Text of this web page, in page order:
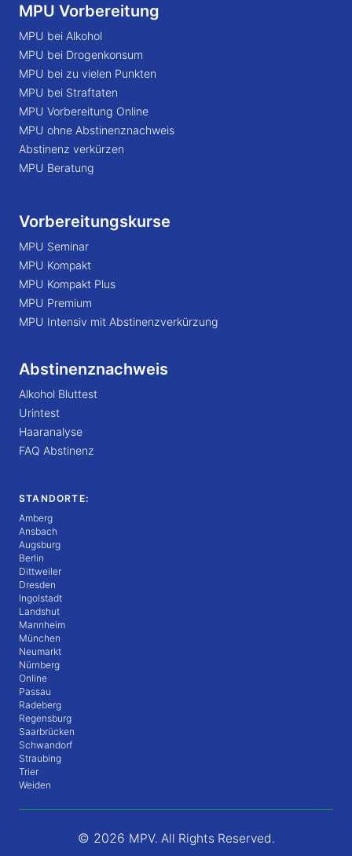
MPU Vorbereitung
MPU bei Alkohol
MPU bei Drogenkonsum
MPU bei zu vielen Punkten
MPU bei Straftaten
MPU Vorbereitung Online
MPU ohne Abstinenznachweis
Abstinenz verkürzen
MPU Beratung
Vorbereitungskurse
MPU Seminar
MPU Kompakt
MPU Kompakt Plus
MPU Premium
MPU Intensiv mit Abstinenzverkürzung
Abstinenznachweis
Alkohol Bluttest
Urintest
Haaranalyse
FAQ Abstinenz
STANDORTE:
Amberg
Ansbach
Augsburg
Berlin
Dittweiler
Dresden
Ingolstadt
Landshut
Mannheim
München
Neumarkt
Nürnberg
Online
Passau
Radeberg
Regensburg
Saarbrücken
Schwandorf
Straubing
Trier
Weiden
© 2026 MPV. All Rights Reserved.